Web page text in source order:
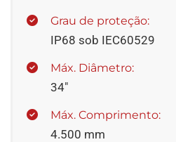
Grau de proteção:
IP68 sob IEC60529
Máx. Diâmetro:
34"
Máx. Comprimento:
4.500 mm